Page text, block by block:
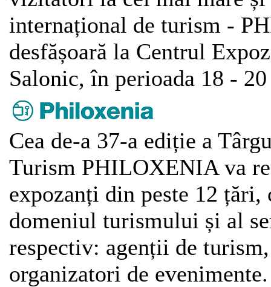
internațional de turism -
desfășoară la Centrul
Salonic, în perioada 18 -
Cea de-a 37-a ediție a
Turism PHILOXENIA va
expozanți din peste 12 țări,
domeniul turismului și al
respectiv: agenții de
organizatori de